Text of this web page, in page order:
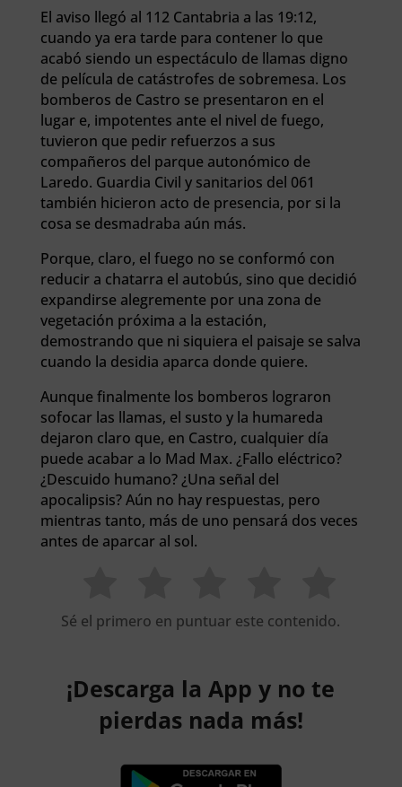
El aviso llegó al 112 Cantabria a las 19:12,
cuando ya era tarde para contener lo que
acabó siendo un espectáculo de llamas digno
de película de catástrofes de sobremesa. Los
bomberos de Castro se presentaron en el
lugar e, impotentes ante el nivel de fuego,
tuvieron que pedir refuerzos a sus
compañeros del parque autonómico de
Laredo. Guardia Civil y sanitarios del 061
también hicieron acto de presencia, por si la
cosa se desmadraba aún más.
Porque, claro, el fuego no se conformó con
reducir a chatarra el autobús, sino que decidió
expandirse alegremente por una zona de
vegetación próxima a la estación,
demostrando que ni siquiera el paisaje se salva
cuando la desidia aparca donde quiere.
Aunque finalmente los bomberos lograron
sofocar las llamas, el susto y la humareda
dejaron claro que, en Castro, cualquier día
puede acabar a lo Mad Max. ¿Fallo eléctrico?
¿Descuido humano? ¿Una señal del
apocalipsis? Aún no hay respuestas, pero
mientras tanto, más de uno pensará dos veces
antes de aparcar al sol.
Sé el primero en puntuar este contenido.
¡Descarga la App y no te
pierdas nada más!